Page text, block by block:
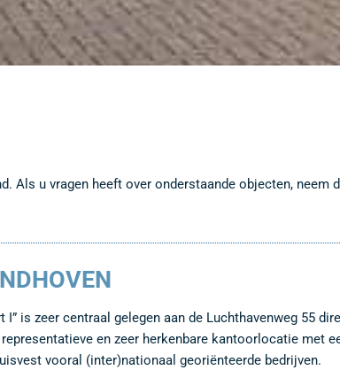
Als u vragen heeft over onderstaande objecten,
I” is zeer centraal gelegen aan de Luchthavenweg 55
en zeer herkenbare kantoorlocatie met
vooral (inter)nationaal georiënteerde bedrijven.